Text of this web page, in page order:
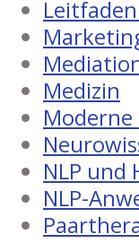
Medizin
NLP und
NLP-